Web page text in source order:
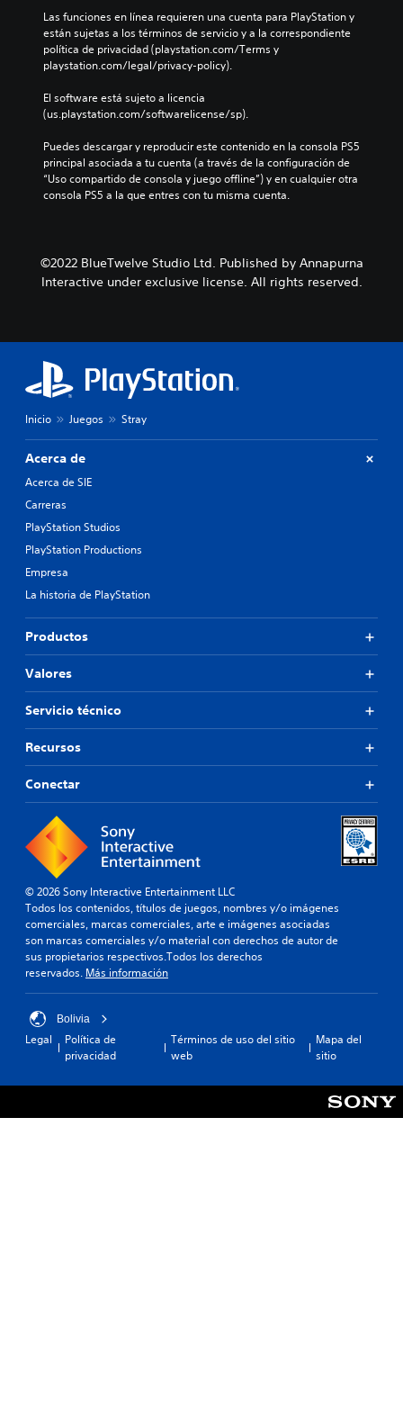
Las funciones en línea requieren una cuenta para PlayStation y
están sujetas a los términos de servicio y a la correspondiente
política de privacidad (playstation.com/Terms y
playstation.com/legal/privacy-policy).
El software está sujeto a licencia
(us.playstation.com/softwarelicense/sp).
Puedes descargar y reproducir este contenido en la consola PS5
principal asociada a tu cuenta (a través de la configuración de
“Uso compartido de consola y juego offline”) y en cualquier otra
consola PS5 a la que entres con tu misma cuenta.
©2022 BlueTwelve Studio Ltd. Published by Annapurna
Interactive under exclusive license. All rights reserved.
Inicio Juegos Stray
Acerca de
Acerca de SIE
Carreras
PlayStation Studios
PlayStation Productions
Empresa
La historia de PlayStation
Productos
Valores
Servicio técnico
Recursos
Conectar
© 2026 Sony Interactive Entertainment LLC
Todos los contenidos, títulos de juegos, nombres y/o imágenes
comerciales, marcas comerciales, arte e imágenes asociadas
son marcas comerciales y/o material con derechos de autor de
sus propietarios respectivos.Todos los derechos
reservados. Más información
Bolivia
Legal
Política de
privacidad
Términos de uso del sitio
web
Mapa del
sitio